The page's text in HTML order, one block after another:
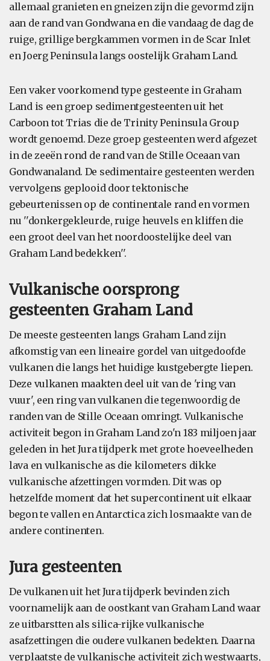
allemaal granieten en gneizen zijn die gevormd zijn
aan de rand van Gondwana en die vandaag de dag de
ruige, grillige bergkammen vormen in de Scar Inlet
en Joerg Peninsula langs oostelijk Graham Land.
Een vaker voorkomend type gesteente in Graham
Land is een groep sedimentgesteenten uit het
Carboon tot Trias die de Trinity Peninsula Group
wordt genoemd. Deze groep gesteenten werd afgezet
in de zeeën rond de rand van de Stille Oceaan van
Gondwanaland. De sedimentaire gesteenten werden
vervolgens geplooid door tektonische
gebeurtenissen op de continentale rand en vormen
nu ''donkergekleurde, ruige heuvels en kliffen die
een groot deel van het noordoostelijke deel van
Graham Land bedekken''.
Vulkanische oorsprong
gesteenten Graham Land
De meeste gesteenten langs Graham Land zijn
afkomstig van een lineaire gordel van uitgedoofde
vulkanen die langs het huidige kustgebergte liepen.
Deze vulkanen maakten deel uit van de 'ring van
vuur', een ring van vulkanen die tegenwoordig de
randen van de Stille Oceaan omringt. Vulkanische
activiteit begon in Graham Land zo'n 183 miljoen jaar
geleden in het Jura tijdperk met grote hoeveelheden
lava en vulkanische as die kilometers dikke
vulkanische afzettingen vormden. Dit was op
hetzelfde moment dat het supercontinent uit elkaar
begon te vallen en Antarctica zich losmaakte van de
andere continenten.
Jura gesteenten
De vulkanen uit het Jura tijdperk bevinden zich
voornamelijk aan de oostkant van Graham Land waar
ze uitbarstten als silica-rijke vulkanische
asafzettingen die oudere vulkanen bedekten. Daarna
verplaatste de vulkanische activiteit zich westwaarts,